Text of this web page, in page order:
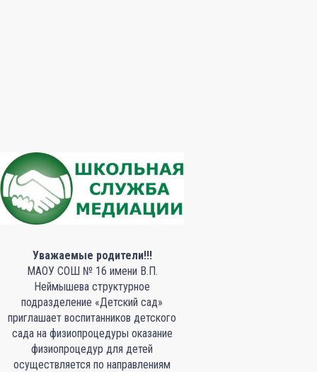
Уважаемые родители!!!
МАОУ СОШ № 16 имени В.П.
Неймышева структурное
подразделение «Детский сад»
приглашает воспитанников детского
сада на физиопроцедуры оказание
физиопроцедур для детей
осуществляется по направлениям